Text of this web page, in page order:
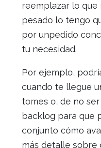
reemplazar lo que
pesado lo tengo
por unpedido
tu necesidad.
Por ejemplo,
cuando te llegue
tomes o, de no
backlog para que
conjunto cómo
más detalle sobre